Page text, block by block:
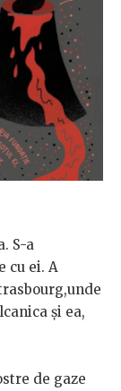
S-a
cu ei. A
și ea,
de gaze